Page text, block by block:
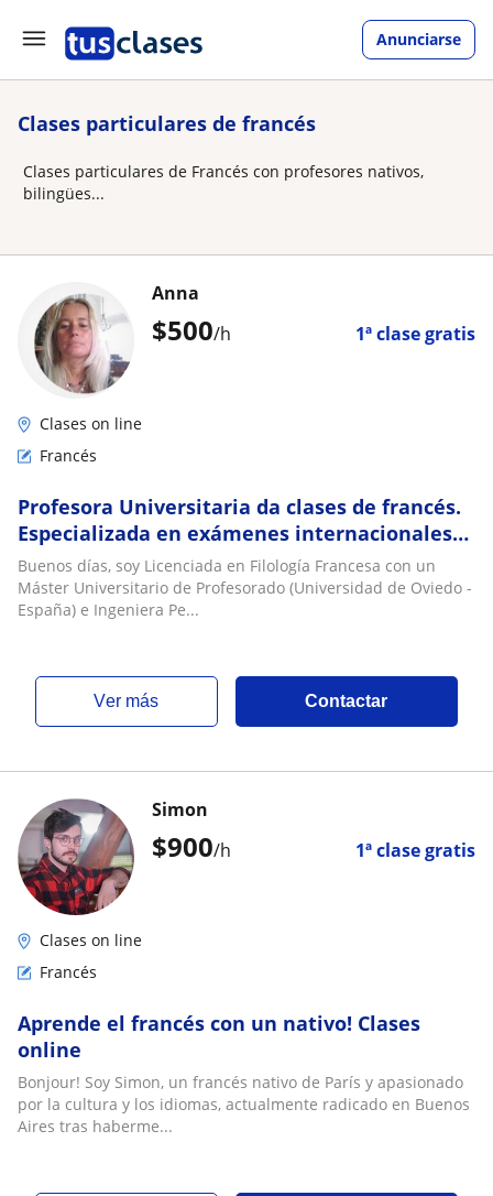
Anunciarse
Clases particulares de francés
Clases particulares de Francés con profesores nativos,
bilingües...
$500/h 1ª clase gratis
Anna
Clases on line
Francés
Profesora Universitaria da clases de francés.
Especializada en exámenes internacionales
DELF (A1-A2-B1-B2)/ DALF(C1-C2)
Buenos días, soy Licenciada en Filología Francesa con un
Máster Universitario de Profesorado (Universidad de Oviedo -
España) e Ingeniera Pe...
ver más Contactar
$900/h 1ª clase gratis
Simon
Clases on line
Francés
Aprende el francés con un nativo! Clases
online
Bonjour! Soy Simon, un francés nativo de París y apasionado
por la cultura y los idiomas, actualmente radicado en Buenos
Aires tras haberme...